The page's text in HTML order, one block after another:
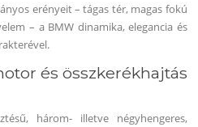
erényeit – tágas tér, magas fokú
– a BMW dinamika, elegancia és
és összkerékhajtás
három- illetve négyhengeres,